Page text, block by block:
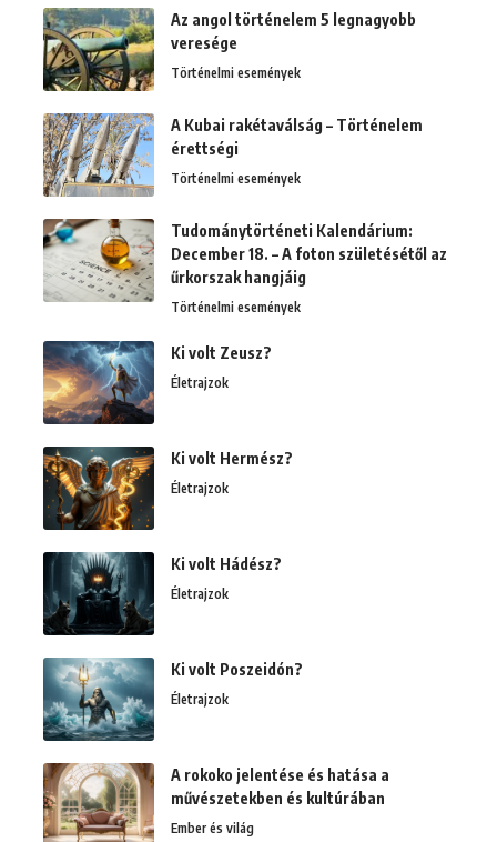
Az angol történelem 5 legnagyobb
veresége
Történelmi események
A Kubai rakétaválság – Történelem
érettségi
Történelmi események
Tudománytörténeti Kalendárium:
December 18. – A foton születésétől az
űrkorszak hangjáig
Történelmi események
Ki volt Zeusz?
Életrajzok
Ki volt Hermész?
Életrajzok
Ki volt Hádész?
Életrajzok
Ki volt Poszeidón?
Életrajzok
A rokoko jelentése és hatása a
művészetekben és kultúrában
Ember és világ